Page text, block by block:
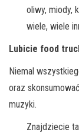
oliwy, miody,
wiele, wiele
Lubicie food
Niemal
oraz
muzyki.
Znajdziecie